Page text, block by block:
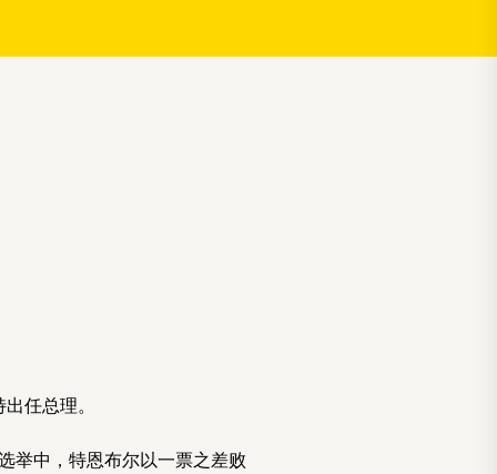
任总理。
举中，特恩布尔以一票之差败